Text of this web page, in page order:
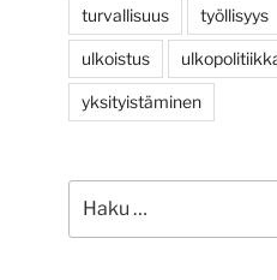
turvallisuus työllisyys
ulkoistus
yksityistäminen